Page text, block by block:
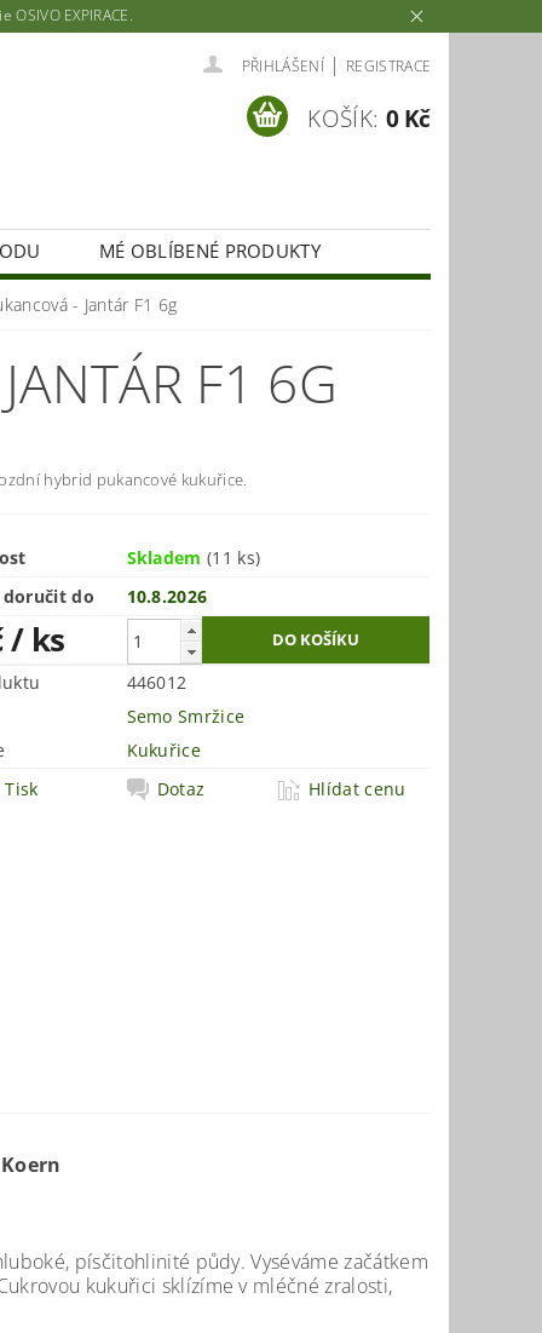
EXPIRACE.
PŘIHLÁŠENÍ | REGISTRACE
KOŠÍK: 0 Kč
MÉ OBLÍBENÉ PRODUKTY
- Jantár F1 6g
F1 6G
hybrid pukancové kukuřice.
Skladem(11 ks)
doručit do
10.8.2026
/ ks
446012
Semo Smržice
Kukuřice
Tisk
Dotaz Hlídat cenu
písčitohlinité půdy. Vyséváme začátkem
kukuřici sklízíme v mléčné zralosti,